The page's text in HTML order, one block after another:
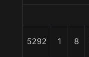
5292 1 8